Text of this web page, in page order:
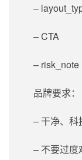
–
– CTA
– risk_note
品牌要求：
– 干净、科
– 不要过度